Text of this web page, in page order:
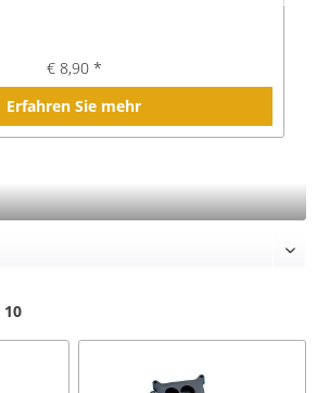
€ 8,90 *
Erfahren Sie mehr
10